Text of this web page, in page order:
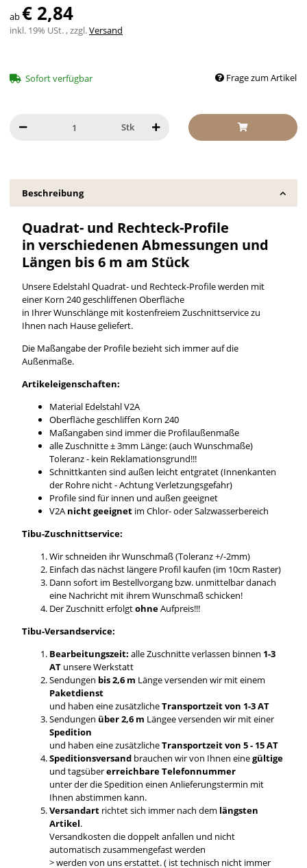
ab€ 2,84
inkl. 19% USt. , zzgl.Versand
Sofort verfügbar Frage zum Artikel
Stk
Beschreibung
Quadrat- und Rechteck-Profile
in verschiedenen Abmessungen und
Längen bis 6 m am Stück
Unsere Edelstahl Quadrat- und Rechteck-Profile werden mit
einer Korn 240 geschliffenen Oberfläche
in Ihrer Wunschlänge mit kostenfreiem Zuschnittservice zu
Ihnen nach Hause geliefert.
Die Maßangabe der Profile bezieht sich immer auf die
Außenmaße.
Artikeleigenschaften:
Material Edelstahl V2A
Oberfläche geschliffen Korn 240
Maßangaben sind immer die Profilaußenmaße
alle Zuschnitte ± 3mm Länge: (auch Wunschmaße)
Toleranz - kein Reklamationsgrund!!!
Schnittkanten sind außen leicht entgratet (Innenkanten
der Rohre nicht - Achtung Verletzungsgefahr)
Profile sind für innen und außen geeignet
V2A nicht geeignet im Chlor- oder Salzwasserbereich
Tibu-Zuschnittservice:
Wir schneiden ihr Wunschmaß (Toleranz +/-2mm)
Einfach das nächst längere Profil kaufen (im 10cm Raster)
Dann sofort im Bestellvorgang bzw. unmittelbar danach
eine Nachricht mit ihrem Wunschmaß schicken!
Der Zuschnitt erfolgtohneAufpreis!!!
Tibu-Versandservice:
Bearbeitungszeit: alle Zuschnitte verlassen binnen 1-3
AT unsere Werkstatt
Sendungen bis 2,6 m Länge versenden wir mit einem
Paketdienst
und haben eine zusätzlicheTransportzeit von 1-3 AT
Sendungen über 2,6 m Längee versenden wir mit einer
Spedition
und haben eine zusätzlicheTransportzeit von 5 - 15 AT
Speditionsversandbrauchen wir von Ihnen einegültige
und tagsübererreichbare Telefonnummer
unter der die Spedition einen Anlieferungstermin mit
Ihnen abstimmen kann.
Versandartrichtet sich immer nach dem längsten
Artikel.
Versandkosten die doppelt anfallen und nicht
automatisch zusammengefast werden
> werden von uns erstattet. ( ist technisch nicht immer